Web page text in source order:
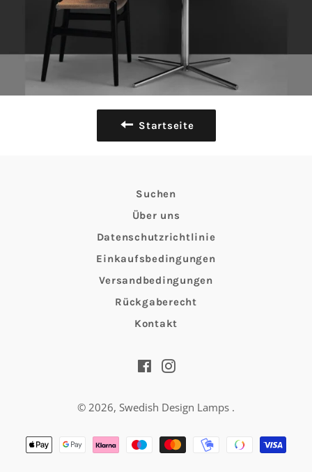
Startseite
Suchen
Über uns
Datenschutzrichtlinie
Einkaufsbedingungen
Versandbedingungen
Rückgaberecht
Kontakt
FacebookInstagram
© 2026, Swedish Design Lamps .
Zahlungsmethoden